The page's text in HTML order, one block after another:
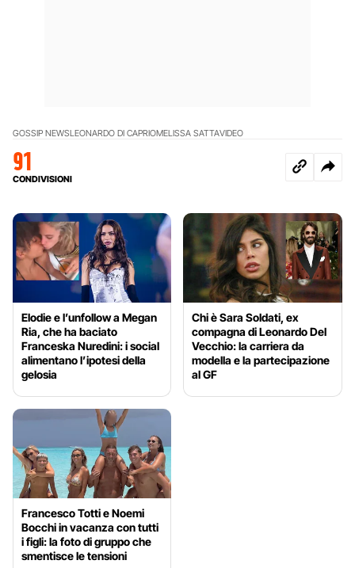
GOSSIP NEWSLEONARDO DI CAPRIOMELISSA SATTAVIDEO
91
CONDIVISIONI
Elodie e l’unfollow a Megan
Ria, che ha baciato
Franceska Nuredini: i social
alimentano l’ipotesi della
gelosia
Chi è Sara Soldati, ex
compagna di Leonardo Del
Vecchio: la carriera da
modella e la partecipazione
al GF
Francesco Totti e Noemi
Bocchi in vacanza con tutti
i figli: la foto di gruppo che
smentisce le tensioni